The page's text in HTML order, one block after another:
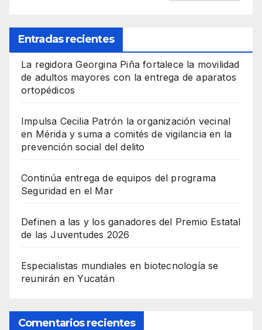
Entradas recientes
La regidora Georgina Piña fortalece la movilidad
de adultos mayores con la entrega de aparatos
ortopédicos
Impulsa Cecilia Patrón la organización vecinal
en Mérida y suma a comités de vigilancia en la
prevención social del delito
Continúa entrega de equipos del programa
Seguridad en el Mar
Definen a las y los ganadores del Premio Estatal
de las Juventudes 2026
Especialistas mundiales en biotecnología se
reunirán en Yucatán
Comentarios recientes